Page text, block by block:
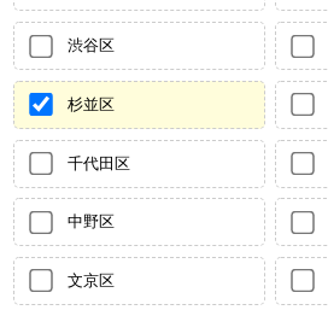
渋谷区
杉並区
千代田区
中野区
文京区